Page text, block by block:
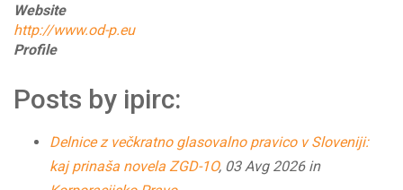
Website
http://www.od-p.eu
Profile
Posts by ipirc:
Delnice z večkratno glasovalno pravico v Sloveniji:
kaj prinaša novela ZGD-1O, 03 Avg 2026 in